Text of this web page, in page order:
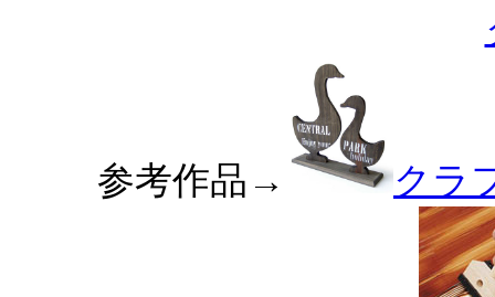
参考作品→ クラ